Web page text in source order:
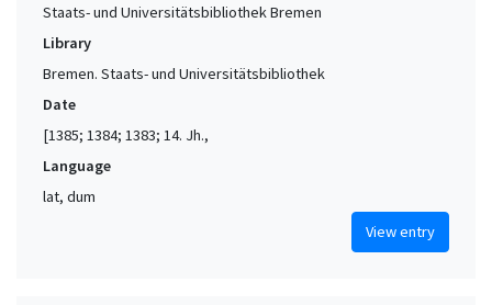
Staats- und Universitätsbibliothek Bremen
Library
Bremen. Staats- und Universitätsbibliothek
Date
[1385; 1384; 1383; 14. Jh.,
Language
lat, dum
View entry